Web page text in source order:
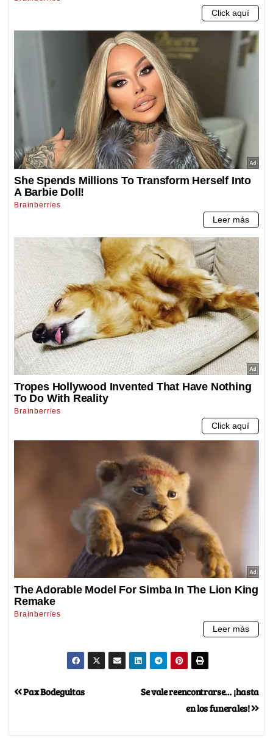
Se vale reencontrarse… ¡hasta
en los funerales!
Pax Bodeguitas